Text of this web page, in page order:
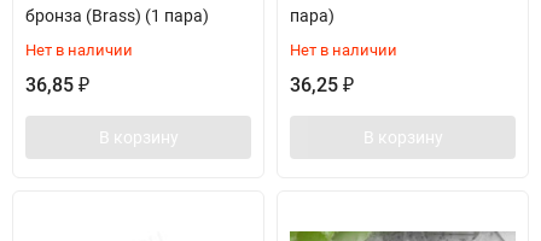
бронза (Brass) (1 пара)
Нет в наличии
36,85 ₽
В корзину
пара)
Нет в наличии
36,25 ₽
В корзину